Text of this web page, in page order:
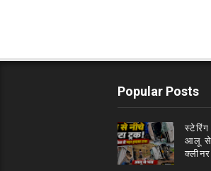
Popular Posts
आलू से